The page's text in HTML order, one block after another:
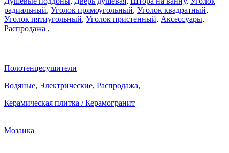
радиальный, Уголок прямоугольный, Уголок квадратный,
Уголок пятиугольный, Уголок пристенный, Аксессуары,
Распродажа ,
Полотенцесушители
Водяные, Электрические, Распродажа,
Керамическая плитка / Керамогранит
Мозаика